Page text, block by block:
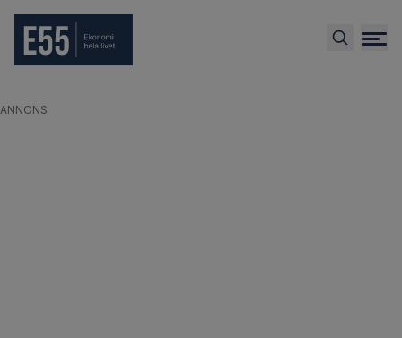
ANNONS